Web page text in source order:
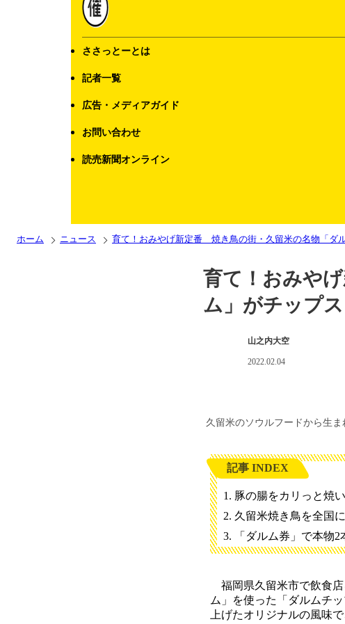
ささっとーとは
記者一覧
広告・メディアガイド
お問い合わせ
読売新聞オンライン
ホーム ニュース 育て！おみやげ新定番 焼き鳥の街・久留米の名物「ダ
育て！おみや
ム」がチップ
山之内大空
2022.02.04
久留米のソウルフードから生
記事 INDEX
豚の腸をカリっと焼
久留米焼き鳥を全国に
「ダルム券」で本物2
福岡県久留米市で飲食店
ム」を使った「ダルムチ
上げたオリジナルの風味